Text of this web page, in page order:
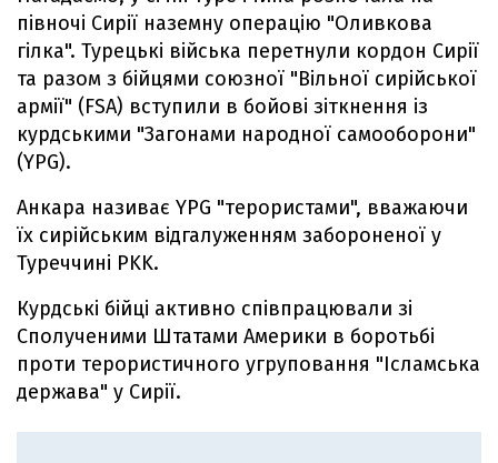
півночі Сирії наземну операцію "Оливкова
гілка". Турецькі війська перетнули кордон Сирії
та разом з бійцями союзної "Вільної сирійської
армії" (FSA) вступили в бойові зіткнення із
курдськими "Загонами народної самооборони"
(YPG).
Анкара називає YPG "терористами", вважаючи
їх сирійським відгалуженням забороненої у
Туреччині PKK.
Курдські бійці активно співпрацювали зі
Сполученими Штатами Америки в боротьбі
проти терористичного угруповання "Ісламська
держава" у Сирії.